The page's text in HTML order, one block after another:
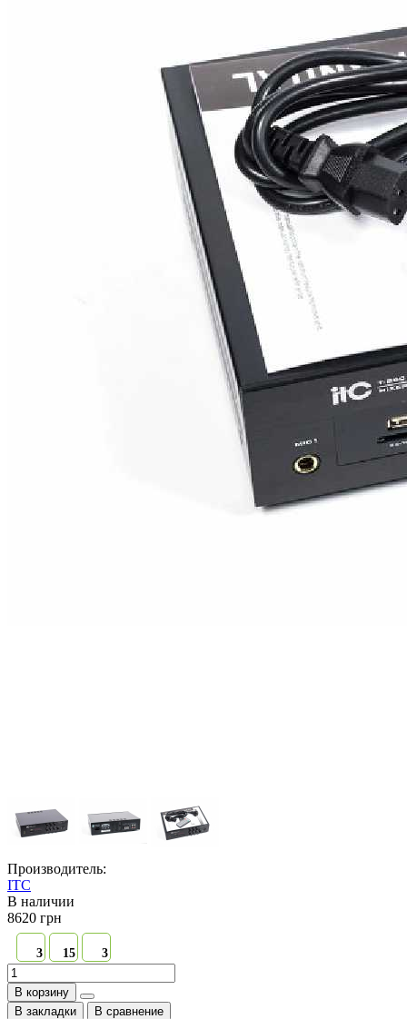
Производитель:
ITC
В наличии
8620 грн
3 15 3
В корзину
В закладки
В сравнение